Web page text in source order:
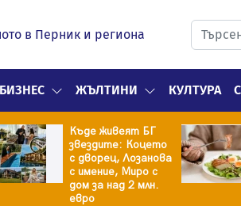
в Перник и региона
БИЗНЕС ЖЪЛТИНИ КУЛТУРА
Къде живеят БГ
звездите: Коцето
с дворец, Лозанова
с имение, Миро с
дом за над 2 млн.
евро